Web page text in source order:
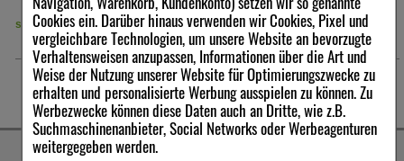
Cookies ein. Darüber hinaus verwenden wir Cookies, Pixel und
vergleichbare Technologien, um unsere Website an bevorzugte
Verhaltensweisen anzupassen, Informationen über die Art und
Weise der Nutzung unserer Website für Optimierungszwecke zu
erhalten und personalisierte Werbung ausspielen zu können. Zu
Werbezwecke können diese Daten auch an Dritte, wie z.B.
Suchmaschinenanbieter, Social Networks oder Werbeagenturen
weitergegeben werden.
sofort lieferbar sofort lieferbar